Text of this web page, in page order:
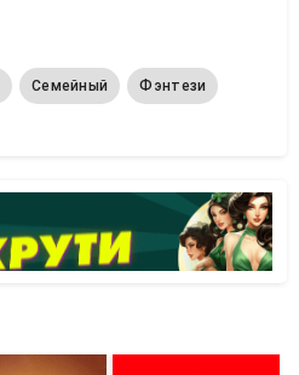
Семейный Фэнтези